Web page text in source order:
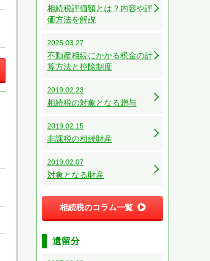
相続税評価額とは？内容や評
価方法を解説
2025.03.27
不動産相続にかかる税金の計
算方法と控除制度
2019.02.23
相続税の対象となる贈与
2019.02.15
非課税の相続財産
2019.02.07
対象となる財産
相続税のコラム一覧
遺留分